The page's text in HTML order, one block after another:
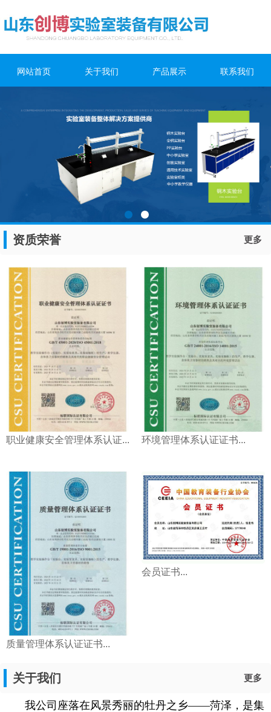
网站首页 关于我们 产品展示 联系我们
资质荣誉 更多
职业健康安全管理体系认证... 环境管理体系认证证书...
质量管理体系认证证书...
会员证书...
关于我们 更多
我公司座落在风景秀丽的牡丹之乡——菏泽，是集